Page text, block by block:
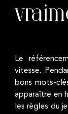
Le
vitesse.
bons mots-
apparaître en
les règles du